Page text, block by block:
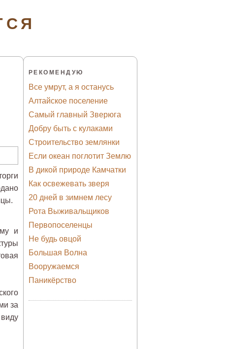
и
за
РЕКОМЕНДУЮ
Все умрут, а я останусь
Алтайское поселение
Самый главный Зверюга
Добру быть с кулаками
Строительство землянки
Если океан поглотит Землю
В дикой природе Камчатки
Как освежевать зверя
20 дней в зимнем лесу
Рота Выживальщиков
Первопоселенцы
Не будь овцой
Большая Волна
Вооружаемся
Паникёрство